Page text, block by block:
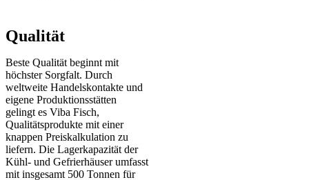
Qualität
Beste Qualität beginnt mit
höchster Sorgfalt. Durch
weltweite Handelskontakte und
eigene Produktionsstätten
gelingt es Viba Fisch,
Qualitätsprodukte mit einer
knappen Preiskalkulation zu
liefern. Die Lagerkapazität der
Kühl- und Gefrierhäuser umfasst
mit insgesamt 500 Tonnen für